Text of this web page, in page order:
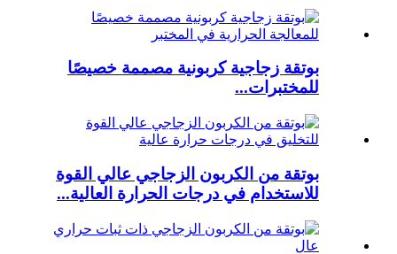
بوتقة زجاجية كربونية مصممة خصيصًا
للمختبرات...
بوتقة من الكربون الزجاجي عالي القوة
للاستخدام في درجات الحرارة العالية...